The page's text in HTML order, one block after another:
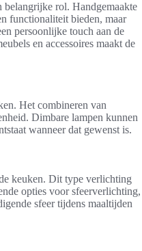
belangrijke rol. Handgemaakte
functionaliteit bieden, maar
persoonlijke touch aan de
en accessoires maakt de
Het combineren van
Dimbare lampen kunnen
wanneer dat gewenst is.
keuken. Dit type verlichting
opties voor sfeerverlichting,
sfeer tijdens maaltijden